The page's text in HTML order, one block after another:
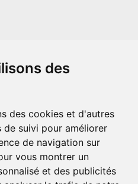
des
des cookies et d'autres
de suivi pour améliorer
de navigation sur
vous montrer un
et des publicités
LTD © Marvel. Tous droits
et n'est en aucun cas lié de
Walt Disney Company, Pixar,
ou associés. Toute demande
sera ignorée. Merci de votre